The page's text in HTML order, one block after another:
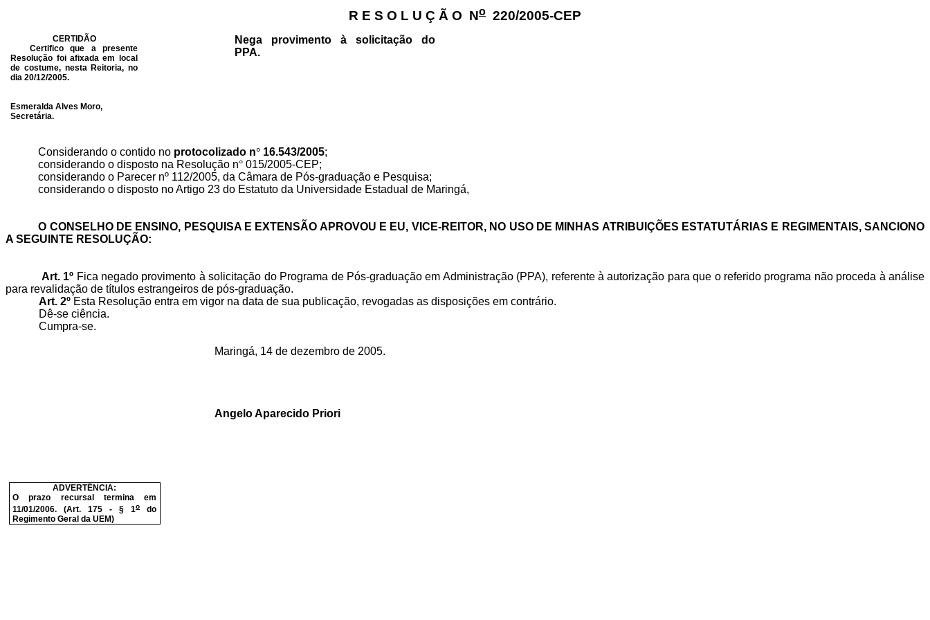
R E S O L U Ç Ã O No 220/2005-CEP
CERTIDÃO
Certifico que a presente
Resolução foi afixada em local
de costume, nesta Reitoria, no
dia 20/12/2005.
Esmeralda Alves Moro,
Secretária.
Nega provimento à solicitação do
PPA.
Considerando o contido no protocolizado n° 16.543/2005;
considerando o disposto na Resolução n° 015/2005-CEP;
considerando o Parecer nº 112/2005, da Câmara de Pós-graduação e Pesquisa;
considerando o disposto no Artigo 23 do Estatuto da Universidade Estadual de Maringá,
O CONSELHO DE ENSINO, PESQUISA E EXTENSÃO APROVOU E EU, VICE-REITOR, NO USO DE MINHAS ATRIBUIÇÕES ESTATUTÁRIAS E REGIMENTAIS, SANCIONO
A SEGUINTE RESOLUÇÃO:
Art. 1º Fica negado provimento à solicitação do Programa de Pós-graduação em Administração (PPA), referente à autorização para que o referido programa não proceda à análise
para revalidação de títulos estrangeiros de pós-graduação.
Art. 2º Esta Resolução entra em vigor na data de sua publicação, revogadas as disposições em contrário.
Dê-se ciência.
Cumpra-se.
Maringá, 14 de dezembro de 2005.
Angelo Aparecido Priori
ADVERTÊNCIA:
O prazo recursal termina em
11/01/2006. (Art. 175 - § 1o
do
Regimento Geral da UEM)